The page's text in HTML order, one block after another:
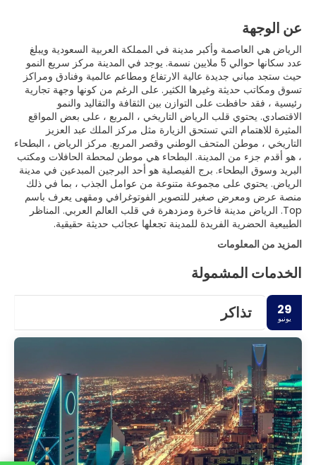
عن الوجهة
الرياض هي العاصمة وأكبر مدينة في المملكة العربية السعودية ويبلغ
عدد سكانها حوالي 5 ملايين نسمة. يوجد في المدينة مركز سريع النمو
حيث ستجد مباني جديدة عالية الارتفاع ومطاعم عالمية وفنادق ومراكز
تسوق ومكاتب حديثة وغيرها الكثير. على الرغم من كونها وجهة تجارية
رئيسية ، فقد حافظت على التوازن بين الثقافة والتقاليد والنمو
الاقتصادي. يحتوي قلب الرياض التاريخي ، المربع ، على بعض المواقع
المثيرة للاهتمام التي تستحق الزيارة مثل مركز الملك عبد العزيز
التاريخي ، موطن المتحف الوطني وقصر المربع. مركز الرياض ، البطحاء
، هو أقدم جزء من المدينة. البطحاء هي موطن لمحطة الحافلات ومكتب
البريد وسوق البطحاء. برج الفيصلية هو أحد البرجين المبدعين في مدينة
الرياض. يحتوي على مجموعة متنوعة من عوامل الجذب ، بما في ذلك
منصة عرض ومعرض صغير للتصوير الفوتوغرافي ومقهى يعرف باسم
Top. الرياض مدينة فاخرة ومزدهرة في قلب العالم العربي. المناظر
الطبيعية الحضرية الفريدة للمدينة تجعلها عجائب حديثة حقيقية.
المزيد من المعلومات
الخدمات المشمولة
29
يونيو تذاكر